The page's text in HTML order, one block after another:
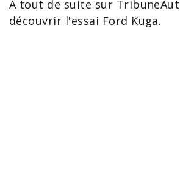
A tout de suite sur
découvrir l'essai Ford Kuga.